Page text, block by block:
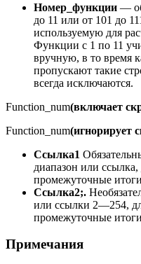
Номер_функции —
до 11 или от 101 до
используемую для
Функции с 1 по 11
вручную, в то время
пропускают такие
всегда исключаются.
Function_num(включает
Function_num(игнорирует
Ссылка1
диапазон или
промежуточные
Ссылка2;.
или ссылки 2—254,
промежуточные
Примечания